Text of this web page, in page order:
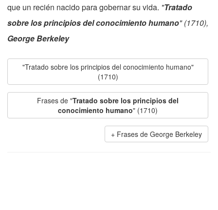
que un recién nacido para gobernar su vida. "Tratado
sobre los principios del conocimiento humano" (1710),
George Berkeley
"Tratado sobre los principios del conocimiento humano"
(1710)
Frases de "Tratado sobre los principios del
conocimiento humano" (1710)
Frases de George Berkeley